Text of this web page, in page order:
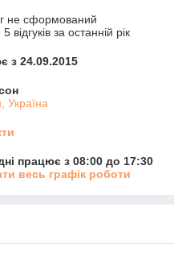
не сформований
відгуків за останній рік
з 24.09.2015
Україна
працює з 08:00 до 17:30
весь графік роботи